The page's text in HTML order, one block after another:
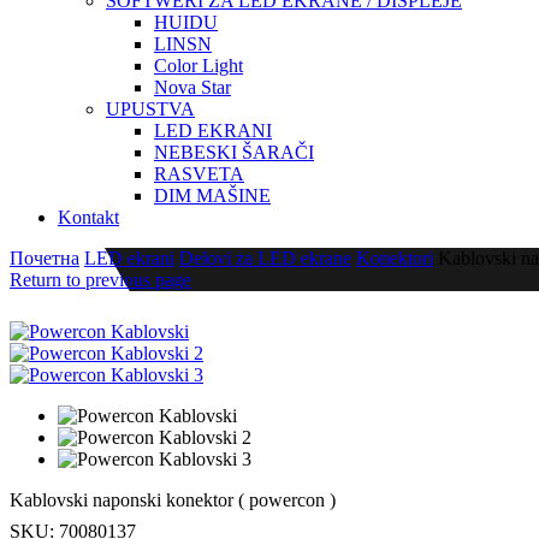
HUIDU
LINSN
Color Light
Nova Star
UPUSTVA
LED EKRANI
NEBESKI ŠARAČI
RASVETA
DIM MAŠINE
Kontakt
Почетна LED ekrani Delovi za LED ekrane Konektori Kablovski
Return to previous page
Kablovski naponski konektor ( powercon )
SKU: 70080137